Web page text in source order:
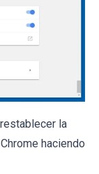
la
haciendo